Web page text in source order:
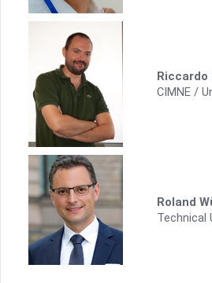
Riccardo
CIMNE /
Roland
Technical